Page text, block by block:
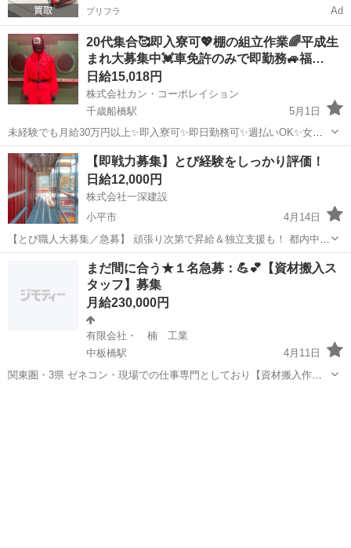
プリフラ Ad
20代集合🥰即入寮可💖棚の組立作業🌈平成生
まれ大募集中💓車免許のみで即勤務🚙福…
日給15,018円
株式会社カン・コーポレイション
千歳船橋駅
5月1日
未経験でも月給30万円以上✨即入寮可✨即日勤務可✨週払いOK✨女性
OK✨派手髪OK✨ピアスOK✨ネイルOK✨髭さんOK✨私服通勤OK✨バ
イク･自転車通勤OK✨手ぶら面接OK✨未経験者OK✨WワークOK✨友達
と応募もOK✨シフ...
東京 世田谷区 千歳船橋駅 鳶職 給料
【即戦力募集】とび経験をしっかり評価！
日給12,000円
株式会社一深建設
小平市
4月14日
【とび職人大募集／急募】 頑張り次第で昇給＆独立支援も！ 都内中心
に首都圏で現場多数！ ◎日給1万2000円〜2万円 ◎実働7h以下！早上
がりあり ◎直行直帰OK／車・バイク通勤OK ◎作業服・道具貸与 ◎
社会保険あり・賞...
鳶職 都内
まだ間に合う★１名急募：💪💕【資材搬入ス
タッフ】募集
月給230,000円
有限会社・ 楠 工業
中板橋駅
4月11日
関東圏・3県 ゼネコン・現場での仕事専門としており【資材搬入作